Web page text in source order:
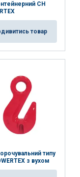
CH
товар
типу
з вухом